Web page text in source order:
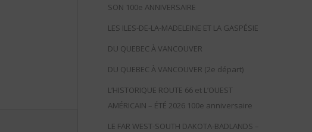
SON 100e ANNIVERSAIRE
LES ILES-DE-LA-MADELEINE ET LA GASPÉSIE
DU QUEBEC À VANCOUVER
DU QUEBEC À VANCOUVER (2e départ)
L’HISTORIQUE ROUTE 66 et L’OUEST
AMÉRICAIN – ÉTÉ 2026 100e anniversaire
LE FAR WEST-SOUTH DAKOTA-BADLANDS –